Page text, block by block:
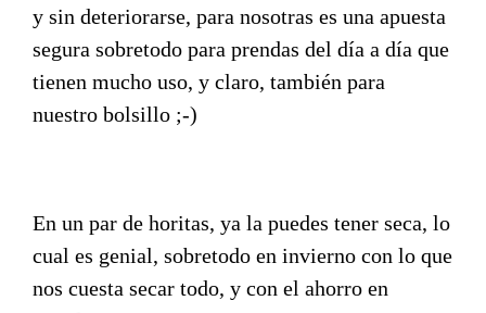
y sin deteriorarse, para nosotras es una apuesta
segura sobretodo para prendas del día a día que
tienen mucho uso, y claro, también para
nuestro bolsillo ;-)
En un par de horitas, ya la puedes tener seca, lo
cual es genial, sobretodo en invierno con lo que
nos cuesta secar todo, y con el ahorro en